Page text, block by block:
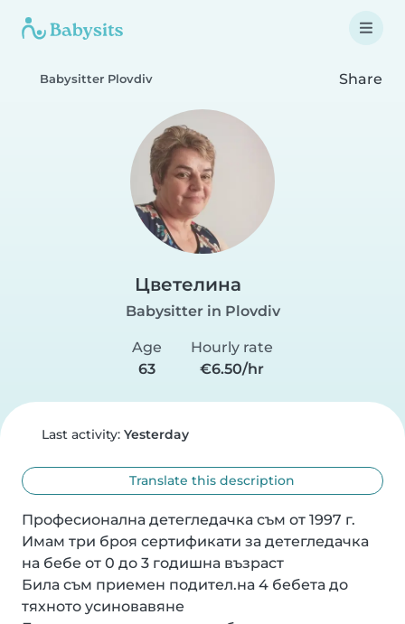
Babysitter Plovdiv Share
Цветелина
Babysitter in Plovdiv
Age
63
Hourly rate
€6.50/hr
Last activity: Yesterday
Translate this description
Професионална детегледачка съм от 1997 г.
Имам три броя сертификати за детегледачка
на бебе от 0 до 3 годишна възраст
Била съм приемен подител.на 4 бебета до
тяхното усиновавяне